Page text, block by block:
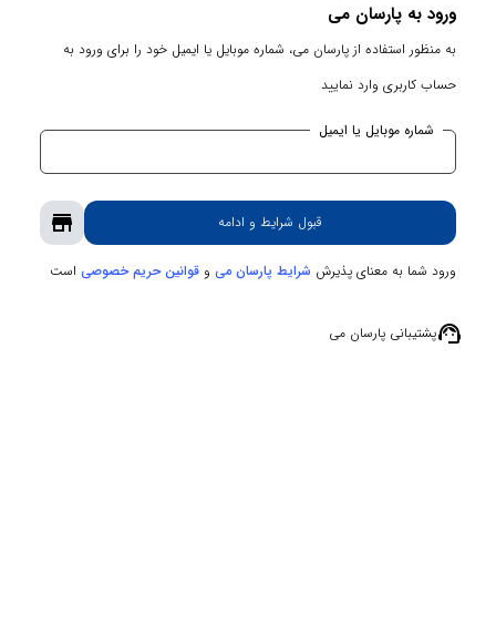
ورود به پارسان می
به منظور استفاده از پارسان می، شماره موبایل یا ایمیل خود را برای ورود به
حساب کاربری وارد نمایید
شماره موبایل یا ایمیل
قبول شرایط و ادامه store
ورود شما به معنای پذیرش شرایط پارسان می و قوانین حریم‌ خصوصی است
support_agentپشتیبانی پارسان می